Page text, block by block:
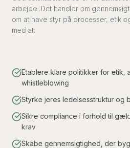
arbejde. Det handler om
om at have styr på processer, etik
med at:
Etablere klare politikker for etik,
whistleblowing
Styrke jeres ledelsesstruktur og
Sikre compliance i forhold til
krav
Skabe gennemsigtighed, der